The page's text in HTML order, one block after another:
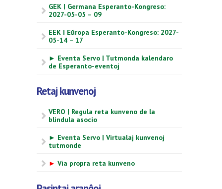
GEK | Germana Esperanto-Kongreso:
2027-05-05 – 09
EEK | Eŭropa Esperanto-Kongreso: 2027-
05-14 – 17
► Eventa Servo | Tutmonda kalendaro
de Esperanto-eventoj
Retaj kunvenoj
VERO | Regula reta kunveno de la
blindula asocio
► Eventa Servo | Virtualaj kunvenoj
tutmonde
► Via propra reta kunveno